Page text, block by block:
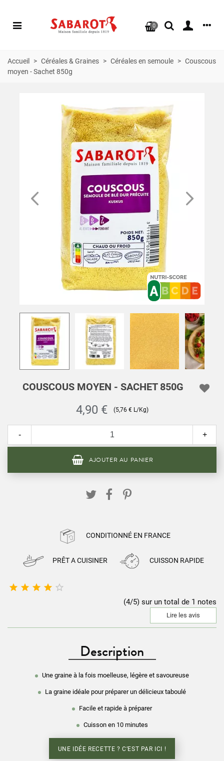
0
Accueil > Céréales & Graines > Céréales en semoule > Couscous
moyen - Sachet 850g
COUSCOUS MOYEN - SACHET 850G
4,90 € (5,76 € L/Kg)
- +
AJOUTER AU PANIER
CONDITIONNÉ EN FRANCE
PRÊT A CUISINER CUISSON RAPIDE
    
(4/5) sur un total de 1 notes
Lire les avis
Description
Une graine à la fois moelleuse, légère et savoureuse
La graine idéale pour préparer un délicieux taboulé
Facile et rapide à préparer
Cuisson en 10 minutes
UNE IDÉE RECETTE ? C’EST PAR ICI !